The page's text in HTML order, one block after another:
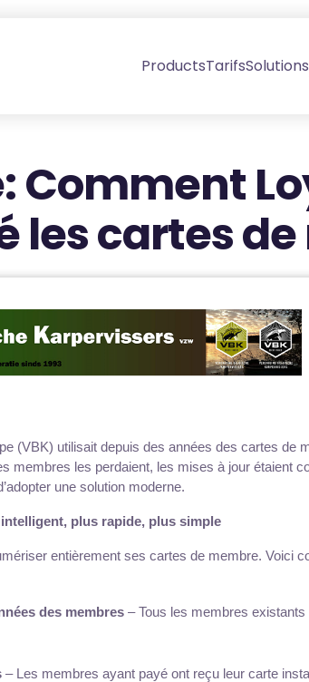
ProductsTarifsSolutions
Comment
les cartes
(VBK) utilisait depuis des années des cartes de
membres les perdaient, les mises à jour étaient
une solution moderne.
plus rapide, plus simple
entièrement ses cartes de membre. Voici
des membres – Tous les membres
– Les membres ayant payé ont reçu leur carte